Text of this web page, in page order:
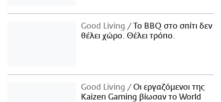
Good Living
Το BBQ στο σπίτι δεν
θέλει χώρο. Θέλει τρόπο.
Good Living
Οι εργαζόμενοι της
Kaizen Gaming βίωσαν το World